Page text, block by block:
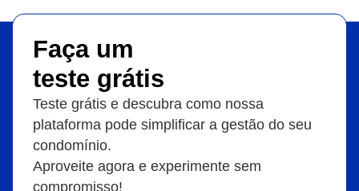
Faça um
teste grátis
Teste grátis e descubra como nossa
plataforma pode simplificar a gestão do seu
condomínio.
Aproveite agora e experimente sem
compromisso!